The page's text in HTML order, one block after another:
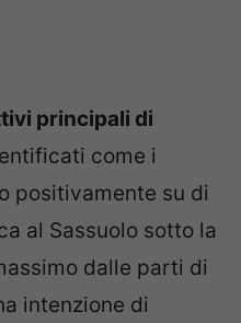
principali di
come i
positivamente su di
al Sassuolo sotto la
dalle parti di
intenzione di